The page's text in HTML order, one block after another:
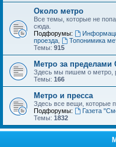
Около метро
Все темы, которые не
сюда.
Подфорумы:
проезда
Топонимика
Темы: 915
Метро за пределами
Здесь мы пишем о метро,
Темы: 166
Метро и пресса
Здесь все вещи, которые
Подфорумы:
Газета
Темы: 1832